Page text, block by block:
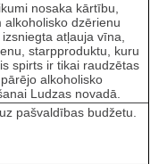
nosaka kārtību,
alkoholisko dzērienu
atļauja vīna,
starpproduktu, kuru
spirts ir tikai raudzētas
alkoholisko
Ludzas novadā.
pašvaldības budžetu.